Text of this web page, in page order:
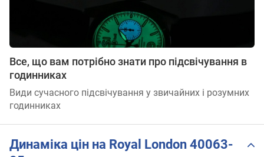
Все, що вам потрібно знати про підсвічування в
годинниках
Види сучасного підсвічування у звичайних і розумних
годинниках
Динаміка цін на Royal London 40063-